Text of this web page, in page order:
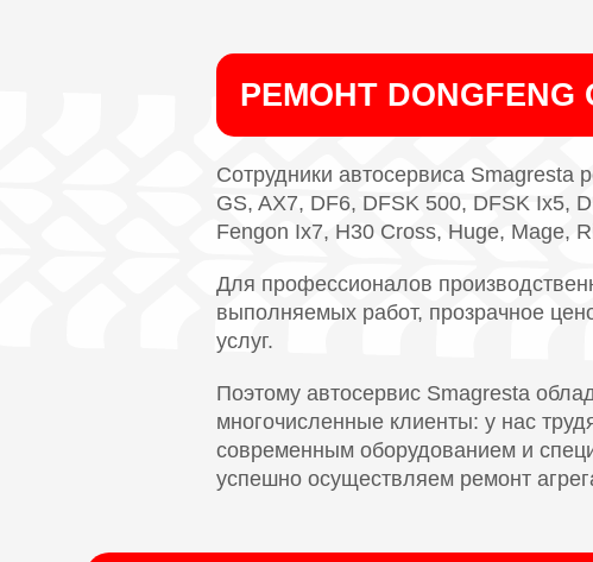
РЕМОНТ
Сотрудники автосервиса
GS, AX7, DF6, DFSK 500, DFSK Ix5,
Fengon Ix7, H30 Cross, Huge, Mage,
Для профессионалов
выполняемых работ, прозрачное
услуг.
Поэтому автосервис Smagresta
многочисленные клиенты: у нас
современным оборудованием и
успешно осуществляем ремонт